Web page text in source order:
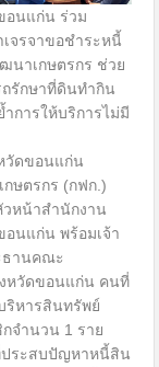
อนแก่น ร่วม
จรจาขอชำระหนี้
นาเกษตรกร ช่วย
รักษาที่ดินทำกิน
การให้บริการไม่มี
วัดขอนแก่น
ษตรกร (กฟก.)
หน้าสำนักงาน
นแก่น พร้อมเจ้า
ธานคณะ
หวัดขอนแก่น คนที่
ริหารสินทรัพย์
จำนวน 1 ราย
ประสบปัญหาหนี้สิน